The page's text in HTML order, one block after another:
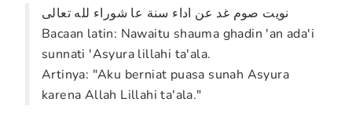
Bacaan latin: Nawaitu shauma ghadin 'an ada'i
sunnati 'Asyura lillahi ta'ala.
Artinya: "Aku berniat puasa sunah Asyura
karena Allah Lillahi ta'ala."